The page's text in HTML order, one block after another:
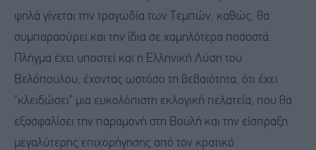
ψηλά γίνεται την τραγωδία των Τεμπών, καθώς, θα
συμπαρασύρει και την ίδια σε χαμηλότερα ποσοστά.
Πλήγμα έχει υποστεί και η Ελληνική Λύση του
Βελόπουλου, έχοντας ωστόσο τη βεβαιότητα, ότι έχει
"κλειδώσει" μια ευκολόπιστη εκλογική πελατεία, που θα
εξασφαλίσει την παραμονή στη Βουλή και την είσπραξη
μεγαλύτερης επιχορήγησης από τον κρατικό